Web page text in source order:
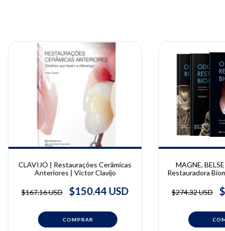
CLAVIJO | Restaurações Cerâmicas
Anteriores | Victor Clavijo
$167.16 USD $150.44 USD
MAGNE,
Restauradora
$274.32 USD